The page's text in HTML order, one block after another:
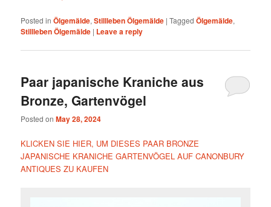
Posted in Ölgemälde,Stillleben Ölgemälde |Tagged Ölgemälde,
Stillleben Ölgemälde | Leave a reply
Paar japanische Kraniche aus
Bronze, Gartenvögel
Posted onMay 28, 2024
KLICKEN SIE HIER, UM DIESES PAAR BRONZE
JAPANISCHE KRANICHE GARTENVÖGEL AUF CANONBURY
ANTIQUES ZU KAUFEN